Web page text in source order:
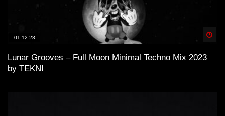
01:12:28
Lunar Grooves – Full Moon Minimal Techno Mix 2023
by TEKNI